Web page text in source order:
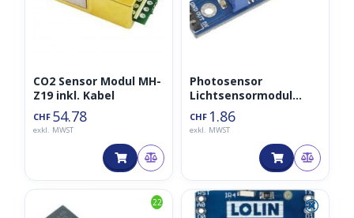
CO2 Sensor Modul MH-
Z19 inkl. Kabel
CHF 54.78
exkl. MWST
Photosensor
Lichtsensormodul
digital mit LM393
Schaltung
CHF 1.86
exkl. MWST
22 ⮿